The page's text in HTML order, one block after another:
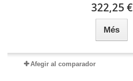
322,25 €
Més
Afegir al comparador